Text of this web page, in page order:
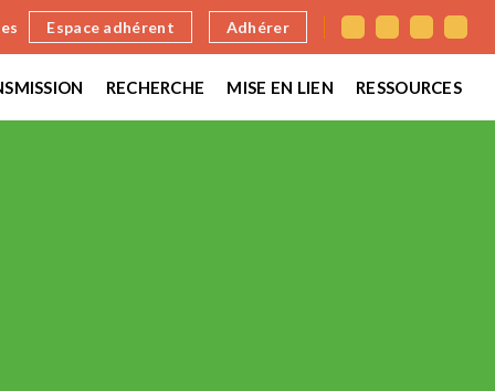
Espace adhérent Adhérer
RECHERCHE MISE EN LIEN RESSOURCES